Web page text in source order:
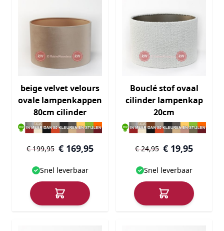
beige velvet velours
ovale lampenkappen
80cm cilinder
€ 169,95
€ 199,95
Snel leverbaar
Bouclé stof ovaal
cilinder lampenkap
20cm
€ 19,95
€ 24,95
Snel leverbaar